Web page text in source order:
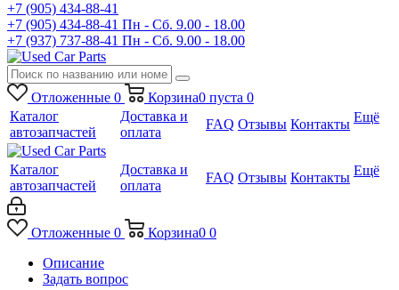
+7 (905) 434-88-41
+7 (905) 434-88-41 Пн - Сб. 9.00 - 18.00
+7 (937) 737-88-41 Пн - Сб. 9.00 - 18.00
Отложенные 0 Корзина0 пуста 0
Каталог
автозапчастей
Доставка и
оплата
FAQ Отзывы Контакты Ещё
Каталог
автозапчастей
Доставка и
оплата
FAQ Отзывы Контакты Ещё
Отложенные 0 Корзина0 0
Описание
Задать вопрос